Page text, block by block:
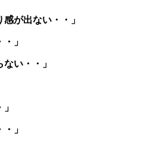
感が出ない・・」
」
ない・・」
」